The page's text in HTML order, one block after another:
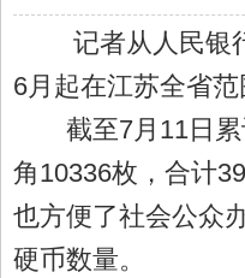
记者从人民银行
6月起在江苏全省
截至7月11日累
角10336枚，合计
也方便了社会公众
硬币数量。